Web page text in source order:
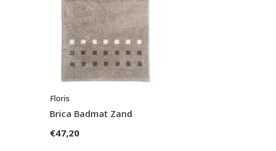
Floris
Brica Badmat Zand
€47,20